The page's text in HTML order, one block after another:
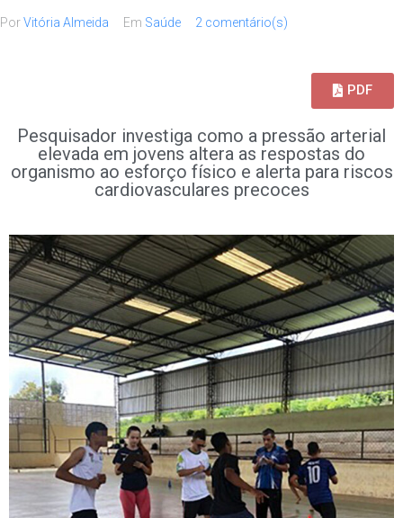
PorVitória Almeida Em Saúde 2 comentário(s)
PDF
Pesquisador investiga como a pressão arterial
elevada em jovens altera as respostas do
organismo ao esforço físico e alerta para riscos
cardiovasculares precoces